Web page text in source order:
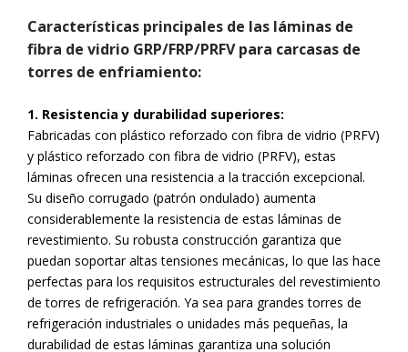
Características principales de las láminas de
fibra de vidrio GRP/FRP/PRFV para carcasas de
torres de enfriamiento:
1. Resistencia y durabilidad superiores:
Fabricadas con plástico reforzado con fibra de vidrio (PRFV)
y plástico reforzado con fibra de vidrio (PRFV), estas
láminas ofrecen una resistencia a la tracción excepcional.
Su diseño corrugado (patrón ondulado) aumenta
considerablemente la resistencia de estas láminas de
revestimiento. Su robusta construcción garantiza que
puedan soportar altas tensiones mecánicas, lo que las hace
perfectas para los requisitos estructurales del revestimiento
de torres de refrigeración. Ya sea para grandes torres de
refrigeración industriales o unidades más pequeñas, la
durabilidad de estas láminas garantiza una solución